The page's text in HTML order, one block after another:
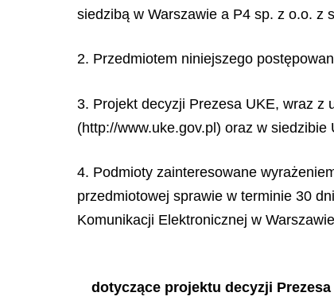
siedzibą w Warszawie a P4 sp. z o.o. z
2. Przedmiotem niniejszego
3. Projekt decyzji Prezesa UKE, wraz z
(http://www.uke.gov.pl) oraz w
4. Podmioty zainteresowane
przedmiotowej sprawie w terminie 30
Komunikacji Elektronicznej w
dotyczące projektu decyzji